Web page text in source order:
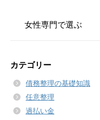
女性専門で選ぶ
カテゴリー
債務整理の基礎知識
任意整理
過払い金